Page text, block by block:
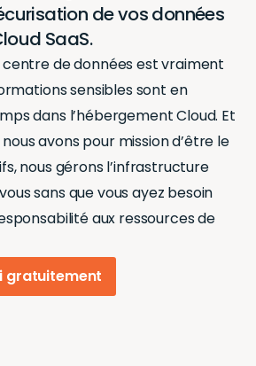
de vos données
SaaS.
centre de données est vraiment
sensibles sont en
dans l’hébergement Cloud. Et
avons pour mission d’être le
nous gérons l’infrastructure
sans que vous ayez besoin
aux ressources de
gratuitement